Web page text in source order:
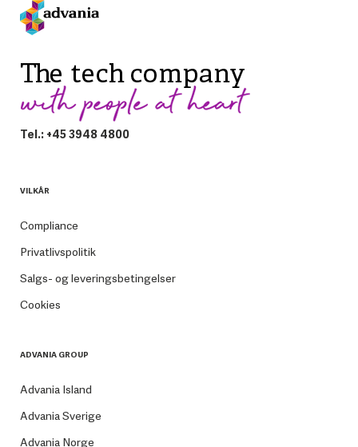
Tel.: +45 3948 4800
VILKÅR
Compliance
Privatlivspolitik
Salgs- og leveringsbetingelser
Cookies
ADVANIA GROUP
Advania Island
Advania Sverige
Advania Norge